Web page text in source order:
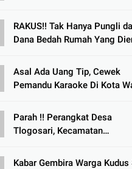
Meninggal Dunia
RAKUS!! Tak Hanya Pungli
Dana Bedah Rumah Yang
Tlogowungu, di Duga
Selewengkan Bantuan
Asal Ada Uang Tip, Cewek
Pemandu Karaoke Di Kota
Parah !! Perangkat Desa
Tlogosari, Kecamatan
Rumah dari BAZNAS
Kabar Gembira Warga Kudus